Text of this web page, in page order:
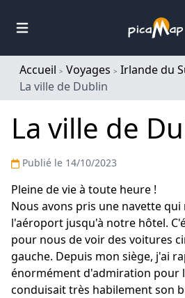
Picamap
Accueil Voyages
Irlande du
La ville de Dublin
La ville de
Publié le 14/10/2023
Pleine de vie à toute heure !
Nous avons pris une navette
l'aéroport jusqu'à notre hôtel.
pour nous de voir des voitures
gauche. Depuis mon siège, j'ai
énormément d'admiration pour
conduisait très habilement son